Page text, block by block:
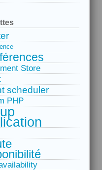
Store
scheduler
PHP